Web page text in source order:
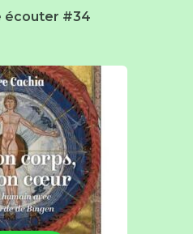
écouter #34